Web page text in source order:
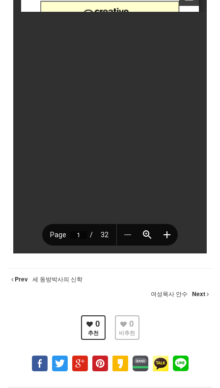
Prev 세 동방박사의 신학
여성목사 안수 Next
0
추천
0
비추천